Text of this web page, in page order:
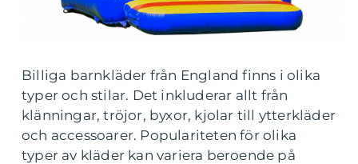
Billiga barnkläder från England finns i olika
typer och stilar. Det inkluderar allt från
klänningar, tröjor, byxor, kjolar till ytterkläder
och accessoarer. Populariteten för olika
typer av kläder kan variera beroende på